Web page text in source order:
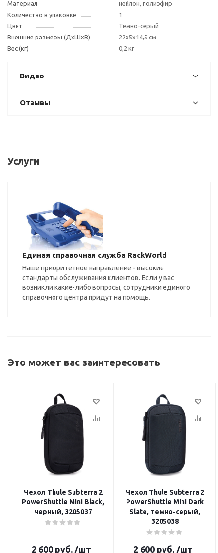
Материал
нейлон, полиэфир
Количество в упаковке
1
Цвет
Темно-серый
Внешние размеры (ДxШxВ)
22x5x14,5 см
Вес (кг)
0,2 кг
Видео
Отзывы
Услуги
Единая справочная служба RackWorld
Наше приоритетное направление - высокие
стандарты обслуживания клиентов. Если у вас
возникли какие-либо вопросы, сотрудники единого
справочного центра придут на помощь.
Это может вас заинтересовать
Чехол Thule Subterra 2
PowerShuttle Mini Black,
черный, 3205037
2 600 руб. /шт
Чехол Thule Subterra 2
PowerShuttle Mini Dark
Slate, темно-серый,
3205038
2 600 руб. /шт